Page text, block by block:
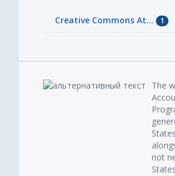
Creative Commons At... 1
The
not